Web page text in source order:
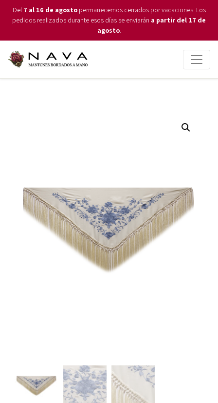
Del 7 al 16 de agostopermanecemos cerrados por vacaciones. Los
pedidos realizados durante esos días se enviarán a partir del 17 de
agosto.